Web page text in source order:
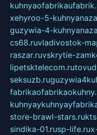
xehyroo-5-
guzywia-4-
cs68.ruvladivostok-
raszar.ruvskrytie-
lipetsktelecom.ru
seksuzb.ru
store-brawl-stars.ru
sindika-01.rusp-life.ru